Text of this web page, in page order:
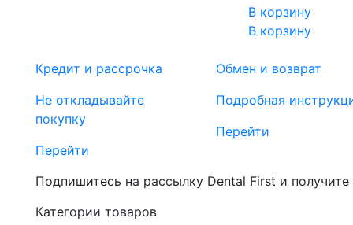
В корзину
В корзину
Кредит и рассрочка
Не откладывайте
покупку
Перейти
Обмен и возврат
Подробная
Перейти
Подпишитесь на рассылку Dental First и
Категории товаров